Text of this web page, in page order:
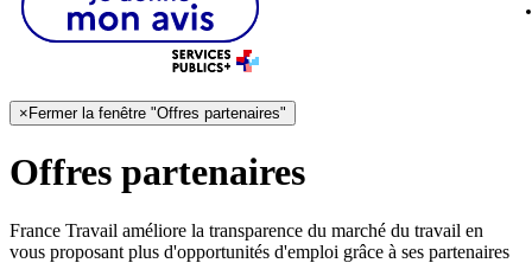
× Fermer la fenêtre "Offres partenaires"
Offres partenaires
France Travail améliore la transparence du marché du travail en
vous proposant plus d'opportunités d'emploi grâce à ses partenaires